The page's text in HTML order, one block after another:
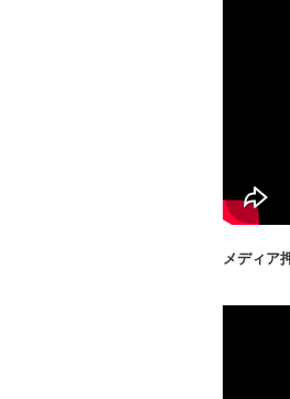
メディア